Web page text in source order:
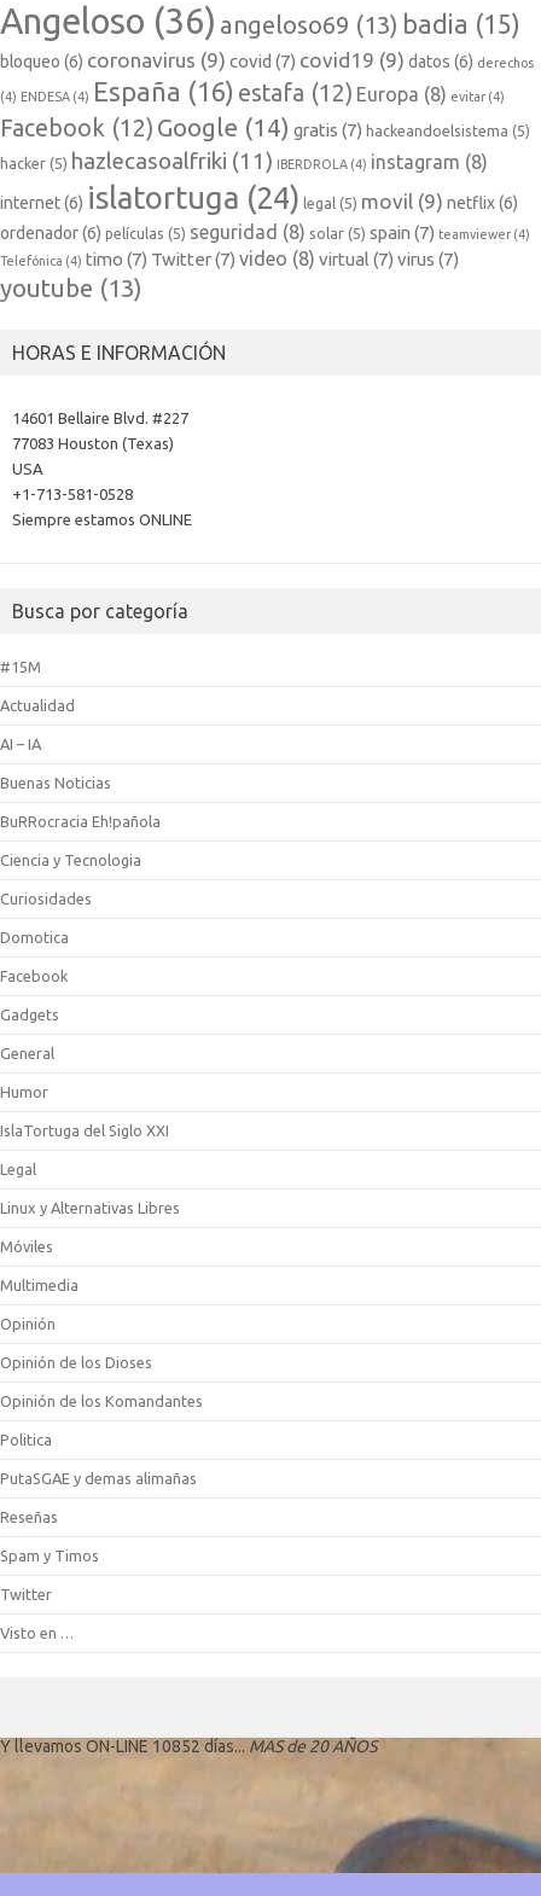
Angeloso (36) angeloso69 (13) badia (15)
bloqueo (6) coronavirus (9) covid (7) covid19 (9) datos (6) derechos
(4) ENDESA (4) España (16) estafa (12) Europa (8) evitar (4)
Facebook (12) Google (14) gratis (7) hackeandoelsistema (5)
hacker (5) hazlecasoalfriki (11) IBERDROLA (4) instagram (8)
internet(6) islatortuga (24) legal (5) movil (9) netflix(6)
ordenador(6) películas (5) seguridad (8) solar (5) spain (7) teamviewer (4)
Telefónica (4) timo (7) Twitter(7) video (8) virtual (7) virus (7)
youtube (13)
HORAS E INFORMACIÓN
14601 Bellaire Blvd. #227
77083 Houston (Texas)
USA
+1-713-581-0528
Siempre estamos ONLINE
Busca por categoría
#15M
Actualidad
AI – IA
Buenas Noticias
BuRRocracia Eh!pañola
Ciencia y Tecnologia
Curiosidades
Domotica
Facebook
Gadgets
General
Humor
IslaTortuga del Siglo XXI
Legal
Linux y Alternativas Libres
Móviles
Multimedia
Opinión
Opinión de los Dioses
Opinión de los Komandantes
Politica
PutaSGAE y demas alimañas
Reseñas
Spam y Timos
Twitter
Visto en …
Y llevamos ON-LINE 10852 días... MAS de 20 AÑOS